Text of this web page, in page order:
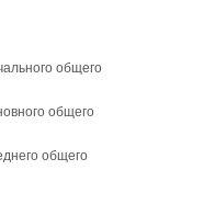
общего
общего
общего